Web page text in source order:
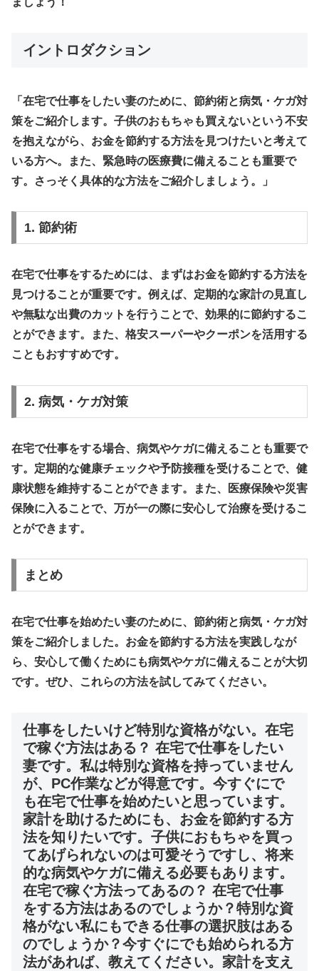
イントロダクション
「在宅で仕事をしたい妻のために、節約術と病気・ケガ対
策をご紹介します。子供のおもちゃも買えないという不安
を抱えながら、お金を節約する方法を見つけたいと考えて
いる方へ。また、緊急時の医療費に備えることも重要で
す。さっそく具体的な方法をご紹介しましょう。」
1. 節約術
在宅で仕事をするためには、まずはお金を節約する方法を
見つけることが重要です。例えば、定期的な家計の見直し
や無駄な出費のカットを行うことで、効果的に節約するこ
とができます。また、格安スーパーやクーポンを活用する
こともおすすめです。
2. 病気・ケガ対策
在宅で仕事をする場合、病気やケガに備えることも重要で
す。定期的な健康チェックや予防接種を受けることで、健
康状態を維持することができます。また、医療保険や災害
保険に入ることで、万が一の際に安心して治療を受けるこ
とができます。
まとめ
在宅で仕事を始めたい妻のために、節約術と病気・ケガ対
策をご紹介しました。お金を節約する方法を実践しなが
ら、安心して働くためにも病気やケガに備えることが大切
です。ぜひ、これらの方法を試してみてください。
仕事をしたいけど特別な資格がない。在宅
で稼ぐ方法はある？ 在宅で仕事をしたい
妻です。私は特別な資格を持っていません
が、PC作業などが得意です。今すぐにで
も在宅で仕事を始めたいと思っています。
家計を助けるためにも、お金を節約する方
法を知りたいです。子供におもちゃを買っ
てあげられないのは可愛そうですし、将来
的な病気やケガに備える必要もあります。
在宅で稼ぐ方法ってあるの？ 在宅で仕事
をする方法はあるのでしょうか？特別な資
格がない私にもできる仕事の選択肢はある
のでしょうか？今すぐにでも始められる方
法があれば、教えてください。家計を支え